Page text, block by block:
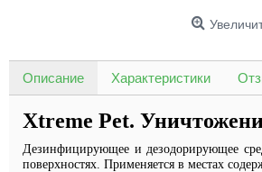
Описание Характеристики
Xtreme Pet.
Дезинфицирующее и дезодорирующее
поверхностях. Применяется в местах